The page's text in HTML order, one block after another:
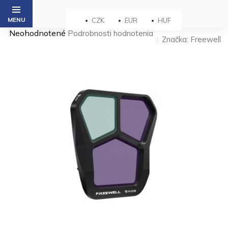
Prejsť
obsah
CZK EUR HUF
Priemerné
Neohodnotené Podrobnosti hodnotenia
Značka: Freewell